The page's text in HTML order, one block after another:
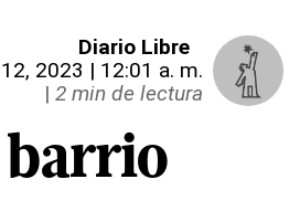
Diario Libre
2023 | 12:01 a. m.
| 2 min de lectura
barrio